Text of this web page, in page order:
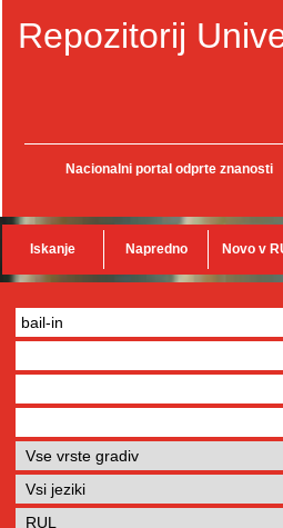
Repozitorij
Nacionalni portal odprte znanosti
Iskanje Napredno Novo v